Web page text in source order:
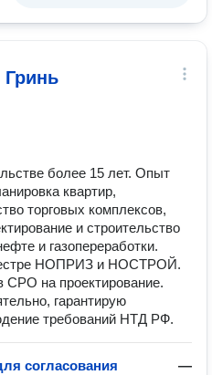
Гринь
более 15 лет. Опыт
квартир,
торговых комплексов,
и строительство
и газопереработки.
НОПРИЗ и НОСТРОЙ.
СРО на проектирование.
гарантирую
требований НТД РФ.
согласования
—